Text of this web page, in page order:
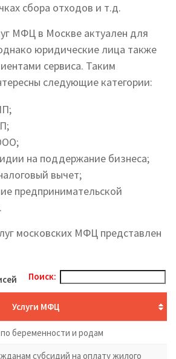
сбора отходов и т.д.
МФЦ в Москве актуален для
юридические лица также
сервиса. Таким
следующие категории:
на поддержание бизнеса;
вычет;
предпринимательской
московских МФЦ представлен
Поиск:
Услуги МФЦ
беременности и родам
субсидий на оплату жилого